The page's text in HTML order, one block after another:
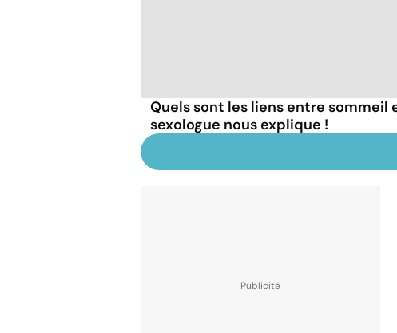
Quels sont les liens entre sommeil
sexologue nous explique !